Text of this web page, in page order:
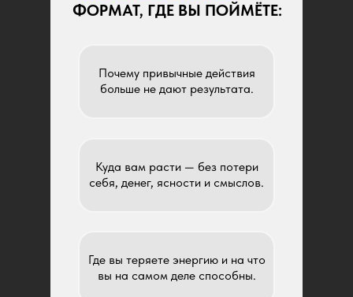
ФОРМАТ, ГДЕ ВЫ ПОЙМЁТЕ:
Где вы теряете энергию и на что
вы на самом деле способны.
Куда вам расти — без потери
себя, денег, ясности и смыслов.
Почему привычные действия
больше не дают результата.